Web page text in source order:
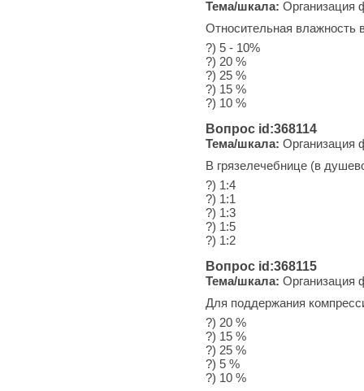
Тема/шкала: Организация
Относительная влажность
?) 5 - 10%
?) 20 %
?) 25 %
?) 15 %
?) 10 %
Вопрос id:368114
Тема/шкала: Организация
В грязелечебнице (в
?) 1:4
?) 1:1
?) 1:3
?) 1:5
?) 1:2
Вопрос id:368115
Тема/шкала: Организация
Для поддержания
?) 20 %
?) 15 %
?) 25 %
?) 5 %
?) 10 %